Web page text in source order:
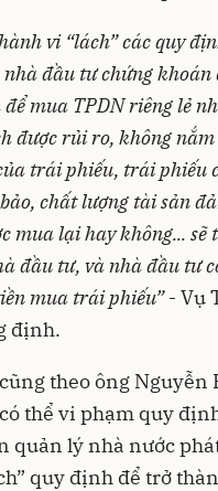
vi “lách” các quy
nhà đầu tư chứng khoán
mua TPDN riêng lẻ
được rủi ro, không
trái phiếu, trái phiếu
chất lượng tài sản
mua lại hay không...
đầu tư, và nhà đầu tư
mua trái phiếu”- Vụ
định.
theo ông Nguyễn
thể vi phạm quy
quản lý nhà nước
quy định để trở